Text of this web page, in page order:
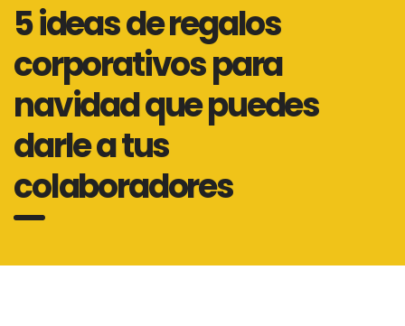
5 ideas de regalos
corporativos para
navidad que puedes
darle a tus
colaboradores